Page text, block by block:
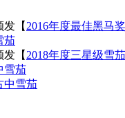
发【 2016年度最佳黑马奖
茄
发【 2018年度三星级雪
雪茄
中雪茄